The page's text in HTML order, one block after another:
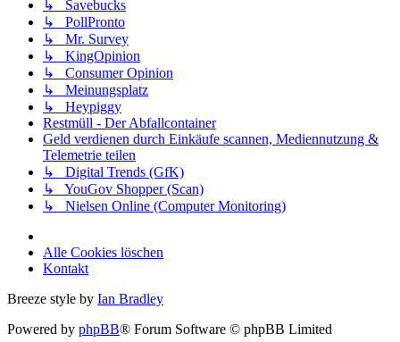
↳ Savebucks
↳ PollPronto
↳ Mr. Survey
↳ KingOpinion
↳ Consumer Opinion
↳ Meinungsplatz
↳ Heypiggy
Restmüll - Der Abfallcontainer
Geld verdienen durch Einkäufe scannen, Mediennutzung &
Telemetrie teilen
↳ Digital Trends (GfK)
↳ YouGov Shopper (Scan)
↳ Nielsen Online (Computer Monitoring)
Alle Cookies löschen
Kontakt
Breeze style by Ian Bradley
Powered by phpBB® Forum Software © phpBB Limited